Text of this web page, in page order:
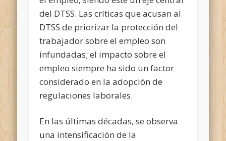
del DTSS. Las críticas que acusan al
DTSS de priorizar la protección del
trabajador sobre el empleo son
infundadas; el impacto sobre el
empleo siempre ha sido un factor
considerado en la adopción de
regulaciones laborales.
En las últimas décadas, se observa
una intensificación de la